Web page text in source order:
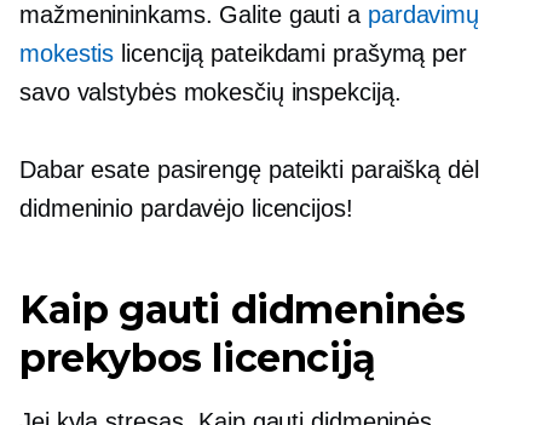
mažmenininkams. Galite gauti a pardavimų
mokestis licenciją pateikdami prašymą per
savo valstybės mokesčių inspekciją.
Dabar esate pasirengę pateikti paraišką dėl
didmeninio pardavėjo licencijos!
Kaip gauti didmeninės
prekybos licenciją